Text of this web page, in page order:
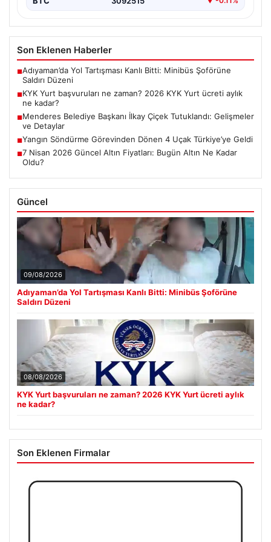
Son Eklenen Haberler
■Adıyaman’da Yol Tartışması Kanlı Bitti: Minibüs Şoförüne
Saldırı Düzeni
■KYK Yurt başvuruları ne zaman? 2026 KYK Yurt ücreti aylık
ne kadar?
■Menderes Belediye Başkanı İlkay Çiçek Tutuklandı: Gelişmeler
ve Detaylar
■Yangın Söndürme Görevinden Dönen 4 Uçak Türkiye’ye Geldi
■7 Nisan 2026 Güncel Altın Fiyatları: Bugün Altın Ne Kadar
Oldu?
Güncel
09/08/2026
Adıyaman’da Yol Tartışması Kanlı Bitti: Minibüs Şoförüne
Saldırı Düzeni
08/08/2026
KYK Yurt başvuruları ne zaman? 2026 KYK Yurt ücreti aylık
ne kadar?
Son Eklenen Firmalar